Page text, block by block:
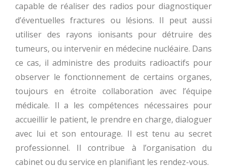
capable de réaliser des radios pour diagnostiquer
d’éventuelles fractures ou lésions. Il peut aussi
utiliser des rayons ionisants pour détruire des
tumeurs, ou intervenir en médecine nucléaire. Dans
ce cas, il administre des produits radioactifs pour
observer le fonctionnement de certains organes,
toujours en étroite collaboration avec l’équipe
médicale. Il a les compétences nécessaires pour
accueillir le patient, le prendre en charge, dialoguer
avec lui et son entourage. Il est tenu au secret
professionnel. Il contribue à l’organisation du
cabinet ou du service en planifiant les rendez-vous.